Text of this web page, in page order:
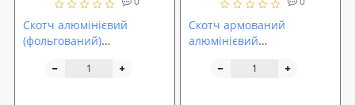
Скотч алюмінієвий
(фольгований)
Скотч армований
алюмінієвий